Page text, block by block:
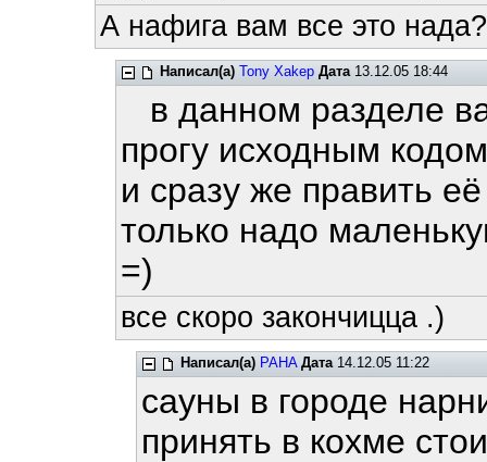
А нафига вам все это нада?
Написал(а) Tony Xakep Дата13.12.05 18:44
в данном разделе
прогу исходным кодом
и сразу же править
только надо
=)
все скоро закончицца .)
Написал(а) PAHA Дата14.12.05 11:22
сауны в городе
принять в кохме